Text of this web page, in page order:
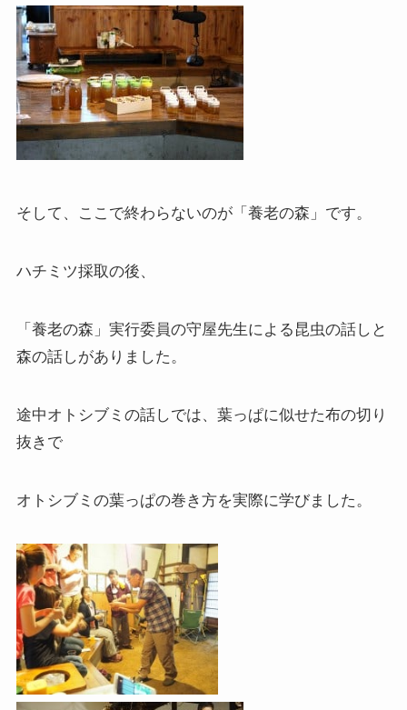
そして、ここで終わらないのが「養老の森」です。
ハチミツ採取の後、
「養老の森」実行委員の守屋先生による昆虫の話しと
森の話しがありました。
途中オトシブミの話しでは、葉っぱに似せた布の切り
抜きで
オトシブミの葉っぱの巻き方を実際に学びました。